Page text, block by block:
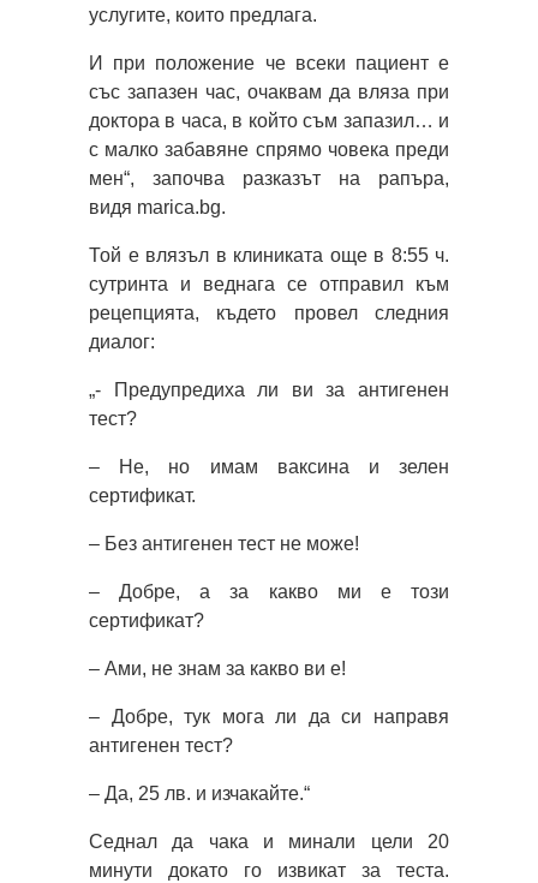
услугите, които предлага.
И при положение че всеки пациент е
със запазен час, очаквам да вляза при
доктора в часа, в който съм запазил… и
с малко забавяне спрямо човека преди
мен“, започва разказът на рапъра,
видя marica.bg.
Той е влязъл в клиниката още в 8:55 ч.
сутринта и веднага се отправил към
рецепцията, където провел следния
диалог:
„- Предупредиха ли ви за антигенен
тест?
– Не, но имам ваксина и зелен
сертификат.
– Без антигенен тест не може!
– Добре, а за какво ми е този
сертификат?
– Ами, не знам за какво ви е!
– Добре, тук мога ли да си направя
антигенен тест?
– Да, 25 лв. и изчакайте.“
Седнал да чака и минали цели 20
минути докато го извикат за теста.